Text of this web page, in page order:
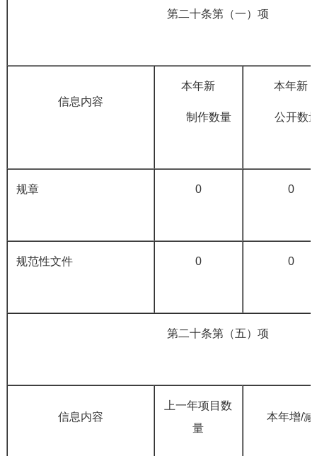
第二十条第（一）项
信息内容
本年新
制作数量
本年新
公开数
规章 0 0
规范性文件 0 0
第二十条第（五）项
信息内容
上一年项目数
量
本年增/减